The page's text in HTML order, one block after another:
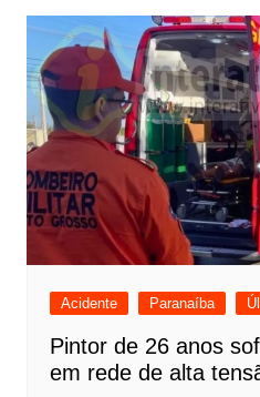
Post
Acidente Paranaíba
Pintor de 26 anos
em rede de alta